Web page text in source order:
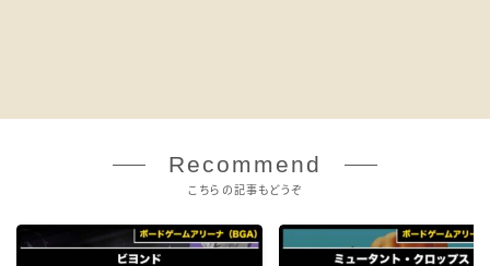
Recommend
こちらの記事もどうぞ